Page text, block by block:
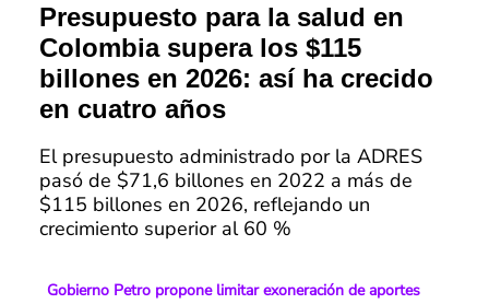
Presupuesto para la salud en
Colombia supera los $115
billones en 2026: así ha crecido
en cuatro años
El presupuesto administrado por la ADRES
pasó de $71,6 billones en 2022 a más de
$115 billones en 2026, reflejando un
crecimiento superior al 60 %
Gobierno Petro propone limitar exoneración de aportes